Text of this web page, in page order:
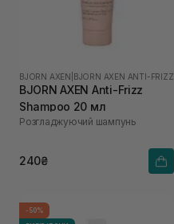
BJORN AXEN BJORN AXEN ANTI-FRIZZ
BJORN AXEN Anti-Frizz
Shampoo 20 мл
Розгладжуючий шампунь
240₴
-50%